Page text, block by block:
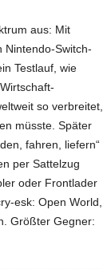
aus: Mit
Nintendo-Switch-
Testlauf, wie
so verbreitet,
müsste. Später
fahren, liefern“
per Sattelzug
oder Frontlader
esk: Open World,
Größter Gegner: